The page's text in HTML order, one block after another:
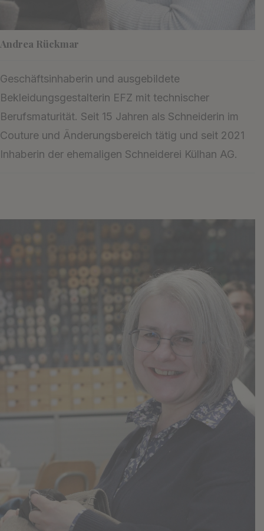
Andrea Rückmar
Geschäftsinhaberin und ausgebildete
Bekleidungsgestalterin EFZ mit technischer
Berufsmaturität. Seit 15 Jahren als Schneiderin im
Couture und Änderungsbereich tätig und seit 2021
Inhaberin der ehemaligen Schneiderei Külhan AG.